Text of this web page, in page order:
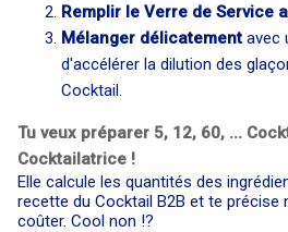
Remplir le Verre de Service
Mélanger délicatement avec
d'accélérer la dilution des
Cocktail.
Tu veux préparer 5, 12, 60, ...
Cocktailatrice !
Elle calcule les quantités des
recette du Cocktail B2B et te précise
coûter. Cool non !?